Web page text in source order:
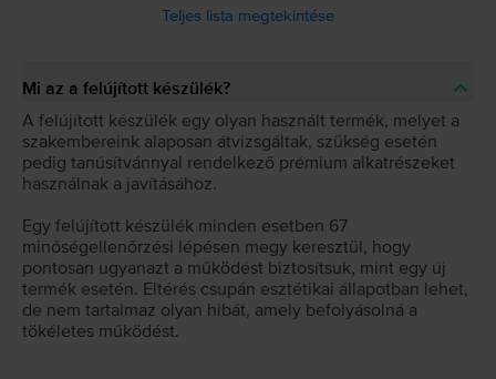
Teljes lista megtekintése
Mi az a felújított készülék?
A felújított készülék egy olyan használt termék, melyet a
szakembereink alaposan átvizsgáltak, szükség esetén
pedig tanúsítvánnyal rendelkező prémium alkatrészeket
használnak a javításához.
Egy felújított készülék minden esetben 67
minőségellenőrzési lépésen megy keresztül, hogy
pontosan ugyanazt a működést biztosítsuk, mint egy új
termék esetén. Eltérés csupán esztétikai állapotban lehet,
de nem tartalmaz olyan hibát, amely befolyásolná a
tökéletes működést.